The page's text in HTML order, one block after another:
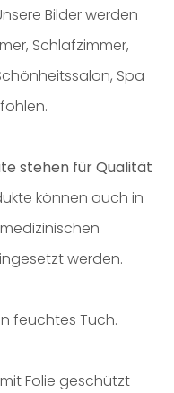
Bilder werden
Schlafzimmer,
Spa
stehen für Qualität
können auch in
werden.
feuchtes Tuch.
Folie geschützt